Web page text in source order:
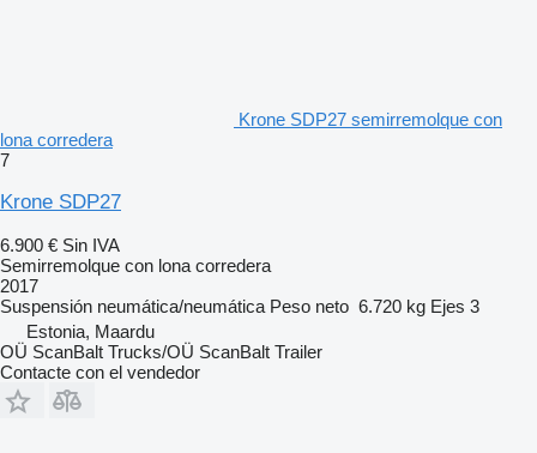
Krone SDP27 semirremolque con
lona corredera
7
Krone SDP27
6.900 € Sin IVA
Semirremolque con lona corredera
2017
Suspensión neumática/neumática Peso neto 6.720 kg Ejes 3
Estonia, Maardu
OÜ ScanBalt Trucks/OÜ ScanBalt Trailer
Contacte con el vendedor